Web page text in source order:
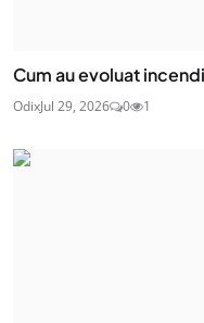
Cum au evoluat
OdixJul 29, 2026 0 1